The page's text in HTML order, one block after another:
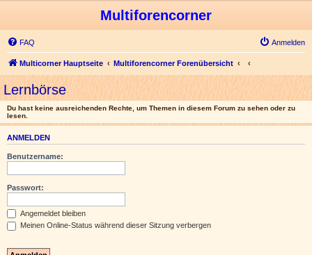
Multiforencorner
FAQ Anmelden
Multicorner Hauptseite Multiforencorner Forenübersicht
Lernbörse
Du hast keine ausreichenden Rechte, um Themen in diesem Forum zu sehen oder zu
lesen.
ANMELDEN
Benutzername:
Passwort:
Angemeldet bleiben
Meinen Online-Status während dieser Sitzung verbergen